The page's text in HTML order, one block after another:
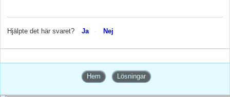
Hjälpte det här svaret? Ja Nej
Hem Lösningar